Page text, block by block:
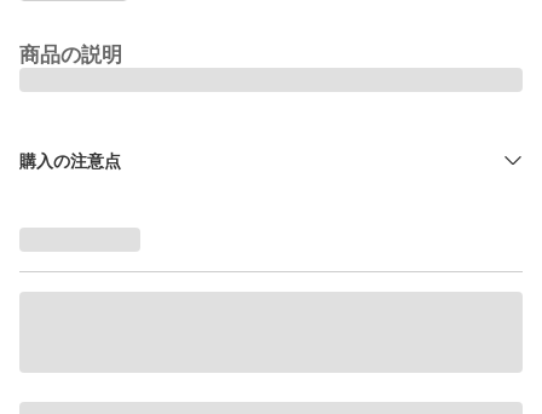
商品の説明
購入の注意点